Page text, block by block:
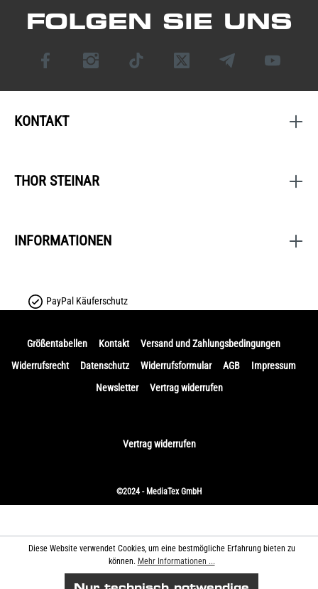
FOLGEN SIE UNS
KONTAKT
THOR STEINAR
INFORMATIONEN
PayPal Käuferschutz
Größentabellen Kontakt
Versand und Zahlungsbedingungen
Widerrufsrecht
Datenschutz Widerrufsformular AGB
Impressum
Newsletter
Vertrag widerrufen
Vertrag widerrufen
©2024 - MediaTex GmbH
Diese Website verwendet Cookies, um eine bestmögliche Erfahrung bieten zu
können. Mehr Informationen ...